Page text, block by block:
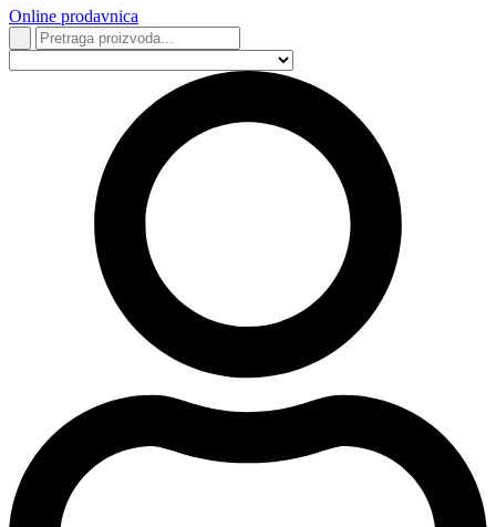
Online prodavnica